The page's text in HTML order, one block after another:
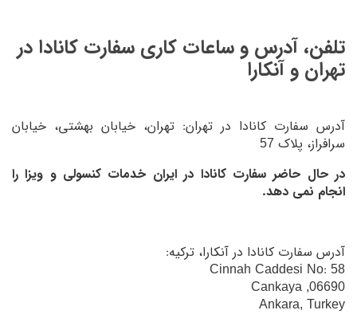
تلفن، آدرس و ساعات کاری سفارت کانادا در
تهران و آنکارا
آدرس سفارت کانادا در تهران: تهران، خیابان بهشتی، خیابان
سرافراز، پلاک 57
در حال حاضر سفارت کانادا در ایران خدمات کنسولی و ویزا را
انجام نمی دهد.
آدرس سفارت کانادا در آنکارا، ترکیه:
Cinnah Caddesi No: 58
06690, Cankaya
Ankara, Turkey